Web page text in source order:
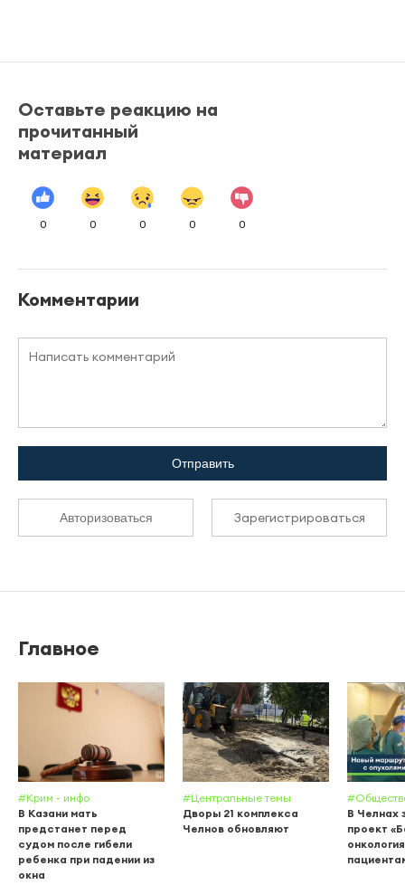
Оставьте реакцию на
прочитанный
материал
0 0 0 0 0
Комментарии
Отправить
Авторизоваться Зарегистрироваться
Главное
#Крим - инфо
В Казани мать
предстанет перед
судом после гибели
ребенка при падении из
окна
#Центральные темы
Дворы 21 комплекса
Челнов обновляют
В Челнах
проект